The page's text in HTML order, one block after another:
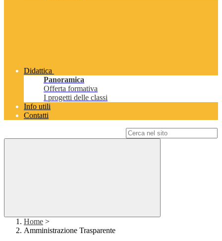
Didattica
Panoramica
Offerta formativa
I progetti delle classi
Info utili
Contatti
Home >
Amministrazione Trasparente